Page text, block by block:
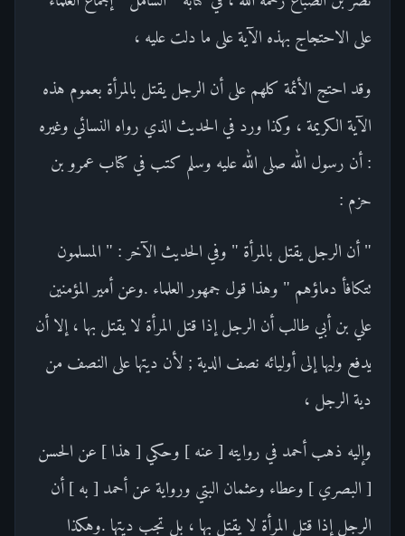
على الاحتجاج بهذه الآية على ما دلت عليه ،
وقد احتج الأئمة كلهم على أن الرجل يقتل بالمرأة بعموم هذه
الآية الكريمة ، وكذا ورد في الحديث الذي رواه النسائي وغيره
: أن رسول الله صلى الله عليه وسلم كتب في كتاب عمرو بن
حزم :
" أن الرجل يقتل بالمرأة " وفي الحديث الآخر : " المسلمون
تتكافأ دماؤهم " وهذا قول جمهور العلماء .وعن أمير المؤمنين
علي بن أبي طالب أن الرجل إذا قتل المرأة لا يقتل بها ، إلا أن
يدفع وليها إلى أوليائه نصف الدية ; لأن ديتها على النصف من
دية الرجل ،
وإليه ذهب أحمد في روايته [ عنه ] وحكي [ هذا ] عن الحسن
[ البصري ] وعطاء وعثمان البتي ورواية عن أحمد [ به ] أن
الرجل إذا قتل المرأة لا يقتل بها ، بل تجب ديتها .وهكذا